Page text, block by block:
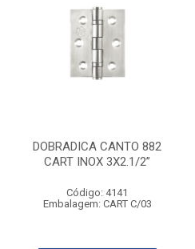
DOBRADICA CANTO 882
CART INOX 3X2.1/2”
Código: 4141
Embalagem: CART C/03